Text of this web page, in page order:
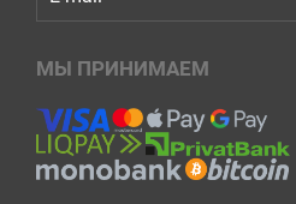
МЫ ПРИНИМАЕМ